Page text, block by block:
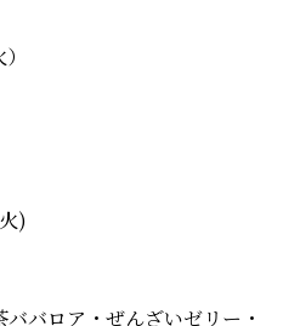
)
バロア・ぜんざいゼリー・